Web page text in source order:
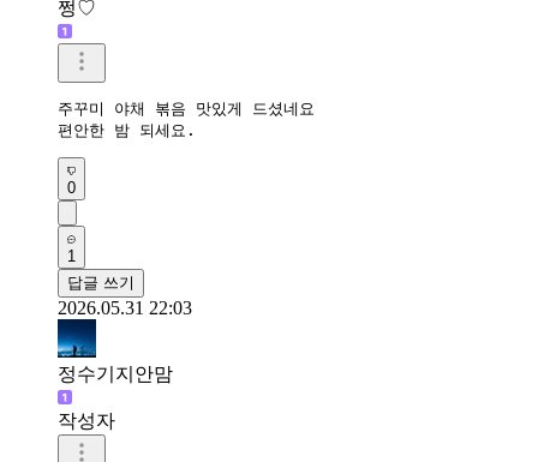
쩡♡
주꾸미 야채 볶음 맛있게 드셨네요
편안한 밤 되세요.
0
1
답글 쓰기
2026.05.31 22:03
정수기지안맘
작성자